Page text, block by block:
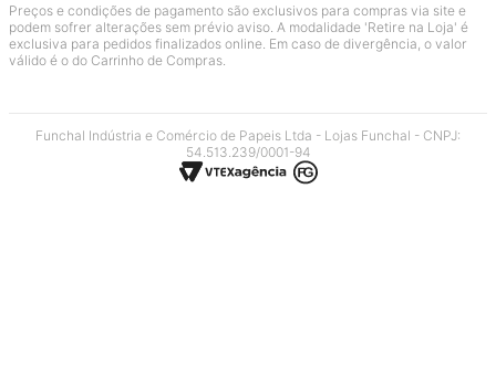
Preços e condições de pagamento são exclusivos para compras via site e
podem sofrer alterações sem prévio aviso. A modalidade 'Retire na Loja' é
exclusiva para pedidos finalizados online. Em caso de divergência, o valor
válido é o do Carrinho de Compras.
Funchal Indústria e Comércio de Papeis Ltda - Lojas Funchal - CNPJ:
54.513.239/0001-94